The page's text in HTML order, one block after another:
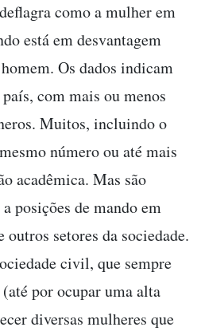
como a mulher em
está em desvantagem
Os dados indicam
com mais ou menos
Muitos, incluindo o
número ou até mais
acadêmica. Mas são
posições de mando em
setores da sociedade.
civil, que sempre
por ocupar uma alta
diversas mulheres que